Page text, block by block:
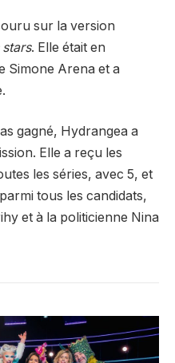
sur la version
stars. Elle était en
Simone Arena et a
gagné, Hydrangea a
Elle a reçu les
les séries, avec 5, et
tous les candidats,
et à la politicienne Nina